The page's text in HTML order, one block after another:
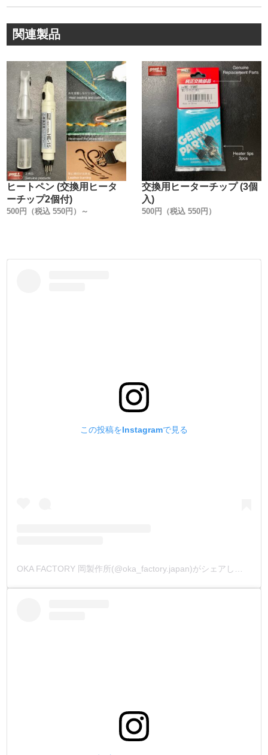
縫い終わりをライターであぶって、圧着して止める事が出
来るので便利です。
・
#0 太さ60mm/ 高さ78mm
#1 太さ48mm/ 高さ48mm
#5 太さ48mm/ 高さ48mm
・
③糸の詳細です。
番手/ 糸外径/ 糸全長/ 色数
・
#0/ 0.8mm/ 90m(小巻)・1150m(大巻)/ 全29色
#1/ 0.7mm/ 60m(小巻)・600m(大巻)/ 全29色
#5/ 0.55mm/ 90m(小巻)・1000m(大巻)/ 全29色
関連製品
ヒートペン (交換用ヒータ
ーチップ2個付)
500円（税込 550円）～
交換用ヒーターチップ (3個
入)
500円（税込 550円）
この投稿をInstagramで見る
OKA FACTORY 岡製作所(@oka_factory.japan)がシェアした投稿